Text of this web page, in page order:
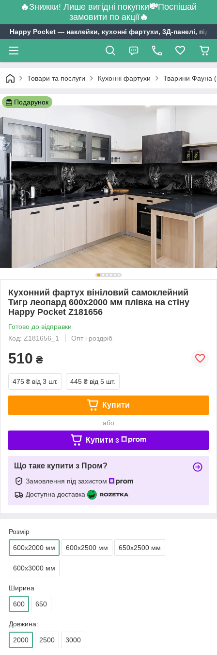
🔥Знижки! Лише вигідні покупки💸Поспішай
замовити по акції🔥
Happy Pocket ― наклейки, кухонні фартухи, 3Д-панелі,
Товари та послуги Кухонні фартухи Тварини Фауна
Подарунок
Кухонний фартух вініловий самоклейний
Тигр леопард 600х2000 мм плівка на стіну
Happy Pocket Z181656
Готово до відправки
Код: Z181656_1
Опт і роздріб
510 ₴
475 ₴ від 3 шт. 445 ₴ від 5 шт.
Купити
або
Купити з
Що таке купити з Пром?
Замовлення під захистом
Доступна доставка
Розмір
600х2000 мм 600х2500 мм 650х2500 мм
600х3000 мм
Ширина
600 650
Довжина:
2000 2500 3000